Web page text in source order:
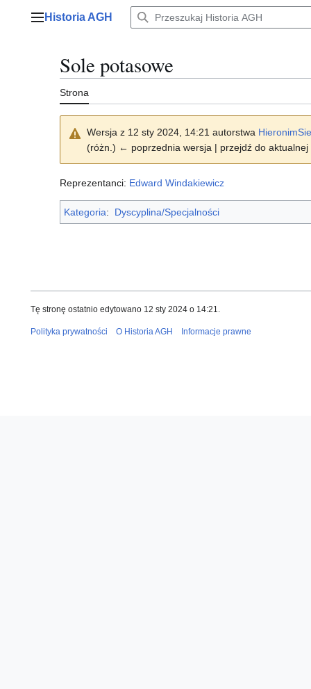
Menu główne
Historia AGH
Sole potasowe
Strona
Wersja z 12 sty 2024, 14:21 autorstwa
(różn.) ← poprzednia wersja | przejdź do
Reprezentanci: Edward Windakiewicz
Kategoria: Dyscyplina/Specjalności
Tę stronę ostatnio edytowano 12 sty 2024 o 14:21.
Polityka prywatności O Historia AGH Informacje prawne